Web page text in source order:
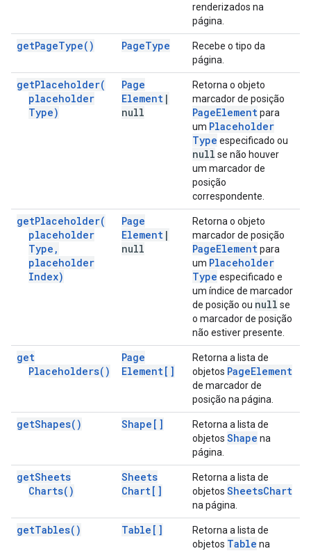
renderizados na
página.
getPageType( ) PageType
Recebe o tipo da
página.
getPlaceholder(
placeholder
Type)
Page
Element |
null
Retorna o objeto
marcador de posição
PageElementpara
um Placeholder
Type especificado ou
null se não houver
um marcador de
posição
correspondente.
getPlaceholder(
placeholder
Type ,
placeholder
Index)
Page
Element |
null
Retorna o objeto
marcador de posição
PageElementpara
um Placeholder
Type especificado e
um índice de marcador
de posição ou null se
o marcador de posição
não estiver presente.
get
Placeholders( )
Page
Element[]
Retorna a lista de
objetos PageElement
de marcador de
posição na página.
getShapes( ) Shape[]
Retorna a lista de
objetos Shape na
página.
getSheets
Charts( )
Sheets
Chart[]
Retorna a lista de
objetos SheetsChart
na página.
getTables( ) Table[]
Retorna a lista de
objetos Table na